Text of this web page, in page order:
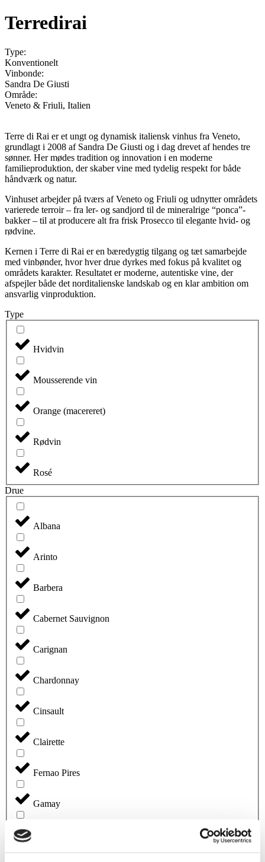
Terredirai
Type:
Konventionelt
Vinbonde:
Sandra De Giusti
Område:
Veneto & Friuli, Italien
Terre di Rai er et ungt og dynamisk italiensk vinhus fra Veneto,
grundlagt i 2008 af Sandra De Giusti og i dag drevet af hendes tre
sønner. Her mødes tradition og innovation i en moderne
familieproduktion, der skaber vine med tydelig respekt for både
håndværk og natur.
Vinhuset arbejder på tværs af Veneto og Friuli og udnytter områdets
varierede terroir – fra ler- og sandjord til de mineralrige “ponca”-
bakker – til at producere alt fra frisk Prosecco til elegante hvid- og
rødvine.
Kernen i Terre di Rai er en bæredygtig tilgang og tæt samarbejde
med vinbønder, hvor hver drue dyrkes med fokus på kvalitet og
områdets karakter. Resultatet er moderne, autentiske vine, der
afspejler både det norditalienske landskab og en klar ambition om
ansvarlig vinproduktion.
Type
Hvidvin
Mousserende vin
Orange (macereret)
Rødvin
Rosé
Drue
Albana
Arinto
Barbera
Cabernet Sauvignon
Carignan
Chardonnay
Cinsault
Clairette
Fernao Pires
Gamay